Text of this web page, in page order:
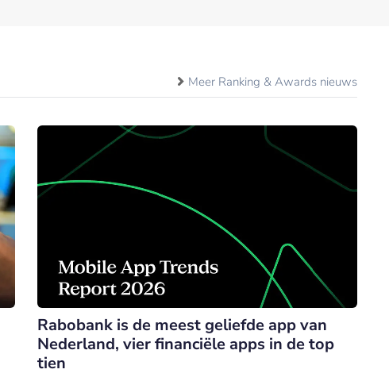
Meer Ranking & Awards nieuws
Rabobank is de meest geliefde app van
Nederland, vier financiële apps in de top
tien